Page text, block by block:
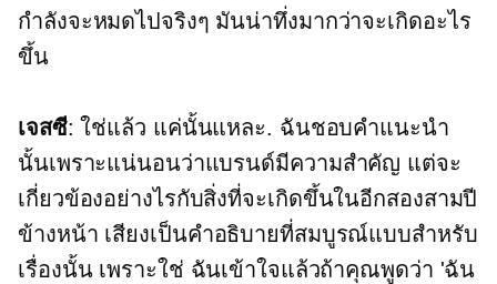
กำลังจะหมดไปจริงๆ มันน่าทึ่งมากว่าจะเกิดอะไร
ขึ้น
เจสซี: ใช่แล้ว แค่นั้นแหละ. ฉันชอบคำแนะนำ
นั้นเพราะแน่นอนว่าแบรนด์มีความสำคัญ แต่จะ
เกี่ยวข้องอย่างไรกับสิ่งที่จะเกิดขึ้นในอีกสองสามปี
ข้างหน้า เสียงเป็นคำอธิบายที่สมบูรณ์แบบสำหรับ
เรื่องนั้น เพราะใช่ ฉันเข้าใจแล้วถ้าคุณพูดว่า 'ฉัน